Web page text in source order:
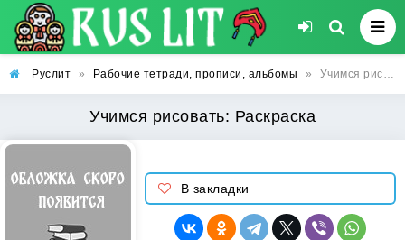
Руслит » Рабочие тетради, прописи, альбомы » Учимся рисовать: Раскраска
Учимся рисовать: Раскраска
В закладки